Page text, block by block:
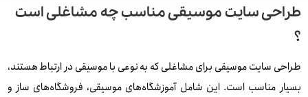
طراحی سایت موسیقی مناسب چه مشاغلی است
؟
طراحی سایت موسیقی برای مشاغلی که به نوعی با موسیقی در ارتباط هستند،
بسیار مناسب است. این شامل آموزشگاه‌های موسیقی، فروشگاه‌های ساز و